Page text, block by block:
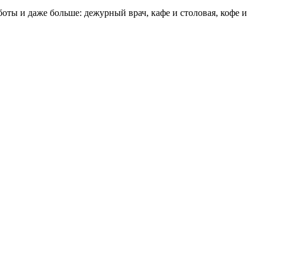
и даже больше: дежурный врач, кафе и столовая, кофе и